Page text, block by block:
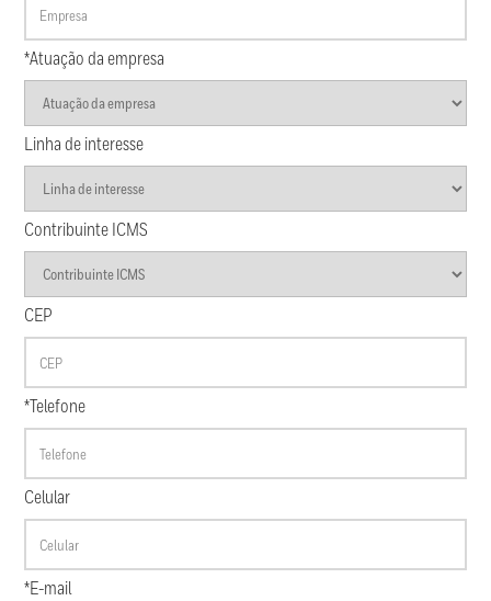
*Atuação da empresa
Linha de interesse
Contribuinte ICMS
CEP
*Telefone
Celular
*E-mail